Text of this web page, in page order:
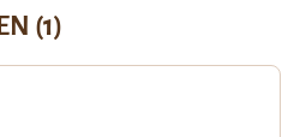
(1)